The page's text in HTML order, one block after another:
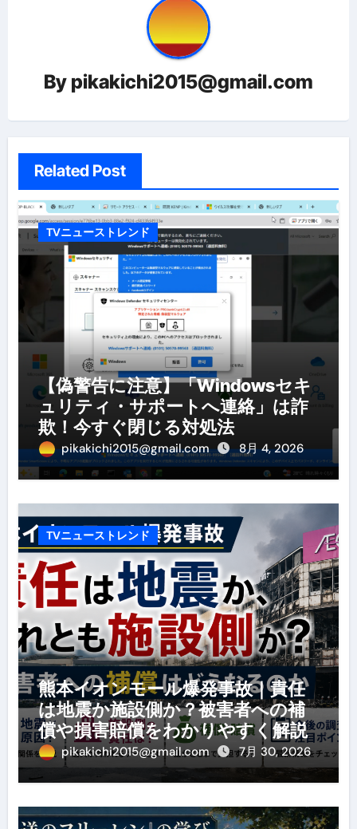
シ
ョ
ン
By pikakichi2015@gmail.com
Related Post
TVニューストレンド
【偽警告に注意】「Windowsセキ
ュリティ・サポートへ連絡」は詐
欺！今すぐ閉じる対処法
pikakichi2015@gmail.com 8月 4, 2026
TVニューストレンド
熊本イオンモール爆発事故｜責任
は地震か施設側か？被害者への補
償や損害賠償をわかりやすく解説
pikakichi2015@gmail.com 7月 30, 2026